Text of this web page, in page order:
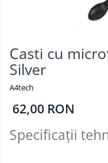
Casti cu
Silver
A4tech
62,00 RON
Specificații